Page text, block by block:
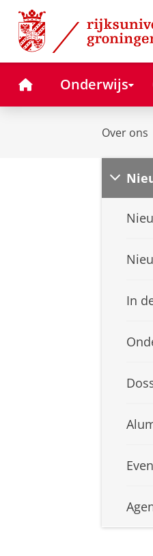
Skip
Content
Skip
Navigation
HomeOnderwijs
Over ons
In